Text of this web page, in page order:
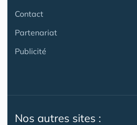
Contact
Partenariat
Publicité
Nos autres sites :